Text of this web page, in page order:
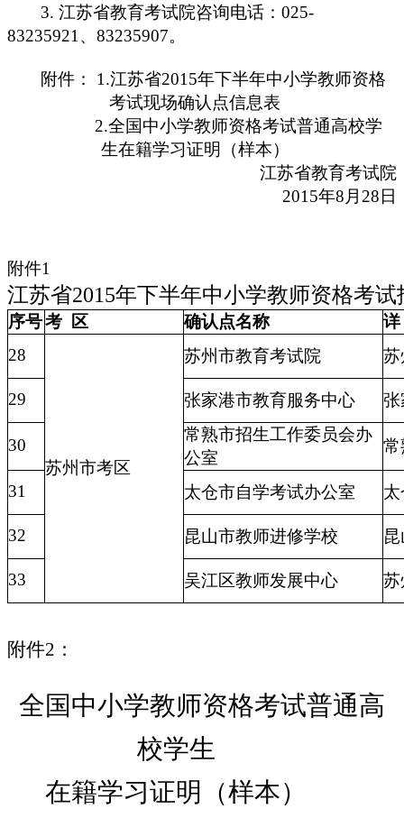
3. 江苏省教育考试院咨询电话： 025-
83235921 、 83235907。
附件： 1.江苏省2015年下半年中小学教师资格
考试现场确认点信息表
2.全国中小学教师资格考试普通高校学
生在籍学习证明（样本）
江苏省教育考试院
2015年8月 28 日
附件1
江苏省2015年下半年中小学教师资格考
序号考 区 确认点名称
详
28
苏州市考区
苏州市教育考试院 苏
29 张家港市教育服务中心 张
30
常熟市招生工作委员会办
公室
常
31 太仓市自学考试办公室
32 昆山市教师进修学校
33 吴江区教师发展中心 苏
附件2 ：
全国中小学教师资格考试普通高
校学生
在籍学习证明（样本）